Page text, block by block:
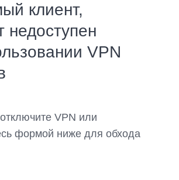
клиент,
недоступен
VPN
VPN или
формой ниже для обхода